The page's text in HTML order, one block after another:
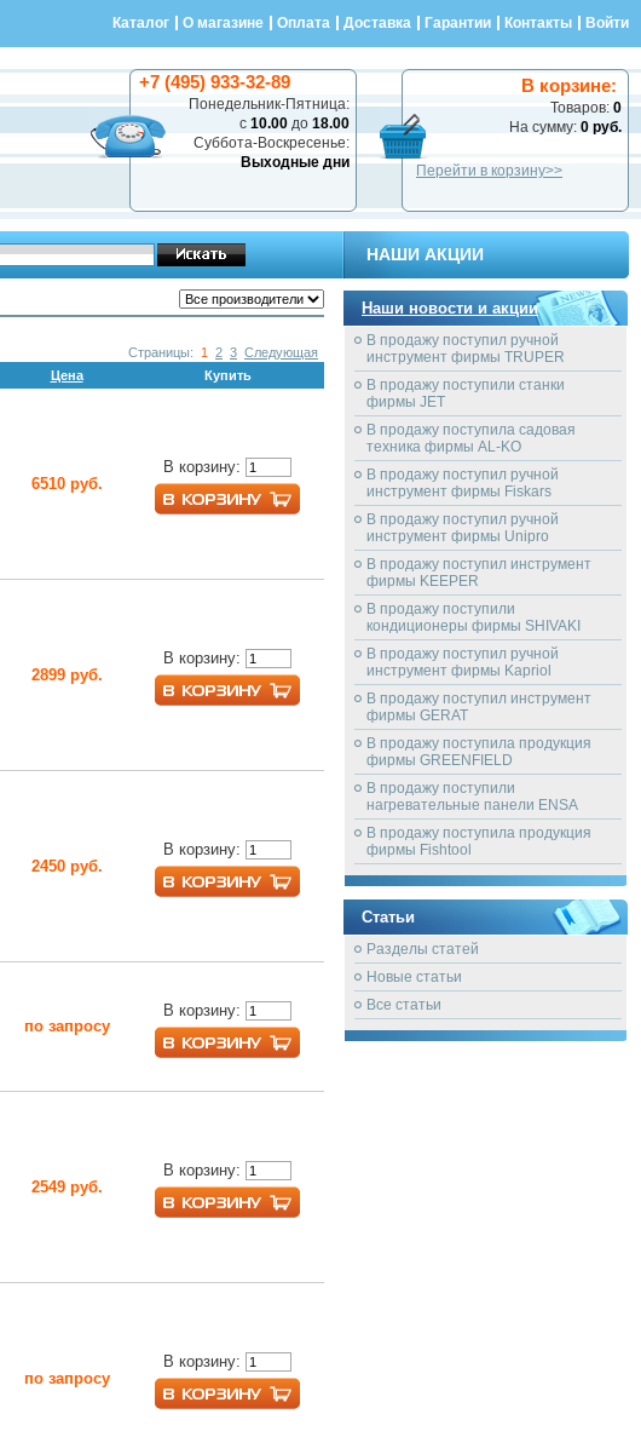
Каталог О магазине Оплата Доставка Гарантии Контакты Войти
В корзине:
Товаров: 0
На сумму: 0 руб.
Перейти в корзину>>
+7 (495) 933-32-89
Понедельник-Пятница:
с 10.00 до 18.00
Суббота-Воскресенье:
Выходные дни
НАШИ АКЦИИ
Страницы: 1 2 3 Следующая
Цена Купить
6510 руб.
В корзину:
2899 руб.
В корзину:
2450 руб.
В корзину:
по запросу
В корзину:
2549 руб.
В корзину:
по запросу
В корзину:
Наши новости и акции
В продажу поступил ручной
инструмент фирмы TRUPER
В продажу поступили станки
фирмы JET
В продажу поступила садовая
техника фирмы AL-KO
В продажу поступил ручной
инструмент фирмы Fiskars
В продажу поступил ручной
инструмент фирмы Unipro
В продажу поступил инструмент
фирмы KEEPER
В продажу поступили
кондиционеры фирмы SHIVAKI
В продажу поступил ручной
инструмент фирмы Kapriol
В продажу поступил инструмент
фирмы GERAT
В продажу поступила продукция
фирмы GREENFIELD
В продажу поступили
нагревательные панели ENSA
В продажу поступила продукция
фирмы Fishtool
Статьи
Разделы статей
Новые статьи
Все статьи